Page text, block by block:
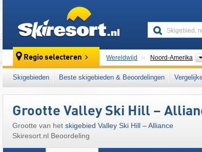
Regio selecteren Wereldwijd Noord-Amerika
Dit skigebied ligt ook in: Canadian
Skigebieden Beste skigebieden & Beoordelingen
Grootte Valley Ski Hill –
Grootte van het skigebied Valley Ski Hill – Alliance
Skiresort.nl Beoordeling